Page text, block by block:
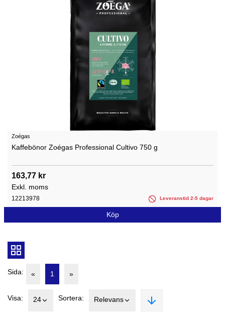
Zoégas
Kaffebönor Zoégas Professional Cultivo 750 g
163,77 kr
Exkl. moms
12213978 Leveranstid 2-5 dagar
Köp
Sida: « 1 »
Visa: 24 Sortera: Relevans